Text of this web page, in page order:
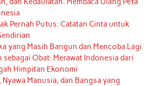
Pernah Putus: Catatan Cinta untuk
yang Masih Bangun dan Mencoba Lagi
sebagai Obat: Merawat Indonesia dari
Himpitan Ekonomi
Manusia, dan Bangsa yang